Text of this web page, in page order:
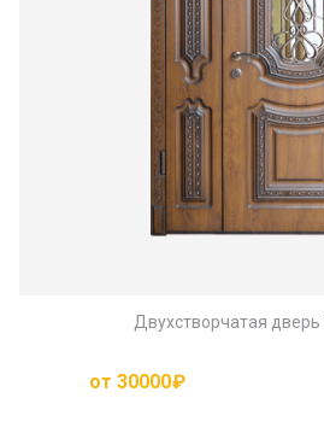
Двухстворчатая дверь
от 30000₽